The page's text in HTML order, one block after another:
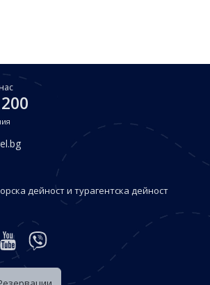
република
нас дейност и турагентска дейност